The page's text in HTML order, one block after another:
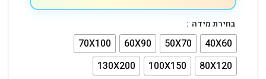
בחירת מידה
40X60
50X70
60X90
70X100
80X120
100X150
130X200